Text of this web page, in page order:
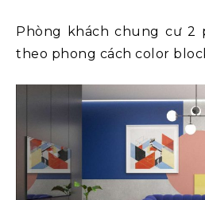
Phòng khách chung cư 2
theo phong cách color